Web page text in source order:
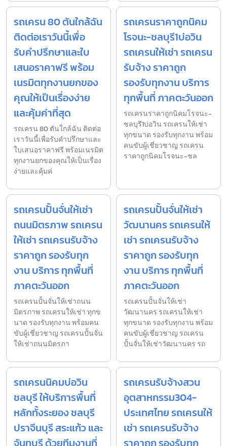
รถเครน 80 ตันใกล้ฉัน
ติดต่อเราวันนี้เพื่อ
รับคำปรึกษาและใบ
เสนอราคาฟรี พร้อม
เนรมิตทุกงานยกของ
คุณให้เป็นเรื่องง่าย
และคุ้มค่าที่สุด
รถเครน 80 ตันใกล้ฉัน ติดต่อ
เราวันนี้เพื่อรับคำปรึกษาและ
ใบเสนอราคาฟรี พร้อมเนรมิต
ทุกงานยกของคุณให้เป็นเรื่อง
ง่ายและคุ้มค่
รถเครนราคาถูกนิคม
โรจนะ-ชลบุรี1บ่อวิน
รถเครนให้เช่า รถเครน
รับจ้าง ราคาถูก
รองรับทุกงาน บริการ
ทุกพื้นที่ ภาคตะวันออก
รถเครนราคาถูกนิคมโรจนะ-
ชลบุรี1บ่อวิน รถเครนให้เช่า
ทุกขนาด รองรับทุกงาน พร้อม
คนขับผู้เชี่ยวชาญ รถเครน
ราคาถูกนิคมโรจนะ-ชล
รถเครนปั้นจั่นให้เช่า
ถนนมิตรภาพ รถเครน
ให้เช่า รถเครนรับจ้าง
ราคาถูก รองรับทุก
งาน บริการ ทุกพื้นที่
ภาคตะวันออก
รถเครนปั้นจั่นให้เช่าถนน
มิตรภาพ รถเครนให้เช่า ทุกข
นาด รองรับทุกงาน พร้อมคน
ขับผู้เชี่ยวชาญ รถเครนปั้นจั่น
ให้เช่าถนนมิตรภา
รถเครนปั้นจั่นให้เช่า
วัฒนานคร รถเครนให้
เช่า รถเครนรับจ้าง
ราคาถูก รองรับทุก
งาน บริการ ทุกพื้นที่
ภาคตะวันออก
รถเครนปั้นจั่นให้เช่า
วัฒนานคร รถเครนให้เช่า
ทุกขนาด รองรับทุกงาน พร้อม
คนขับผู้เชี่ยวชาญ รถเครน
ปั้นจั่นให้เช่าวัฒนานคร รถ
รถเครนนิคมบ่อวิน
ชลบุรี ให้บริการพื้นที่
หลักทั้งระยอง ชลบุรี
ปราจีนบุรี สระแก้ว และ
รถเครนรับจ้างสวน
อุตสาหกรรม304-
ประเทศไทย รถเครนให้
เช่า รถเครนรับจ้าง